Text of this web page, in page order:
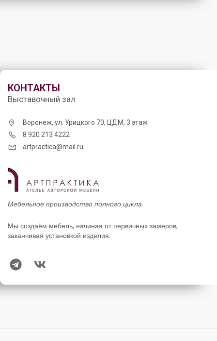
КОНТАКТЫ
Выставочный зал
Воронеж, ул. Урицкого 70, ЦДМ, 3 этаж
8 920 213 4222
artpractica@mail.ru
Мебельное производство полного цикла
Мы создаём мебель, начиная от первичных замеров,
заканчивая установкой изделия.